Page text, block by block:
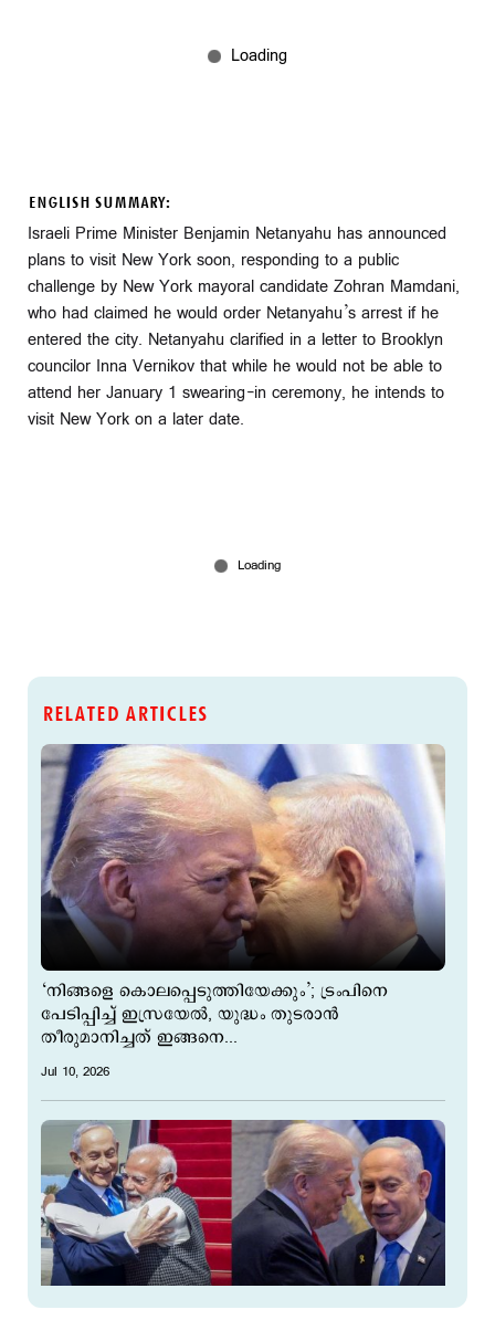
ENGLISH SUMMARY:
Israeli Prime Minister Benjamin Netanyahu has announced
plans to visit New York soon, responding to a public
challenge by New York mayoral candidate Zohran Mamdani,
who had claimed he would order Netanyahu’s arrest if he
entered the city. Netanyahu clarified in a letter to Brooklyn
councilor Inna Vernikov that while he would not be able to
attend her January 1 swearing-in ceremony, he intends to
visit New York on a later date.
RELATED ARTICLES
‘നിങ്ങളെ കൊലപ്പെടുത്തിയേക്കും’; ട്രംപിനെ
പേടിപ്പിച്ച് ഇസ്രയേല്‍, യുദ്ധം തുടരാന്‍
തീരുമാനിച്ചത് ഇങ്ങനെ...
Jul 10, 2026